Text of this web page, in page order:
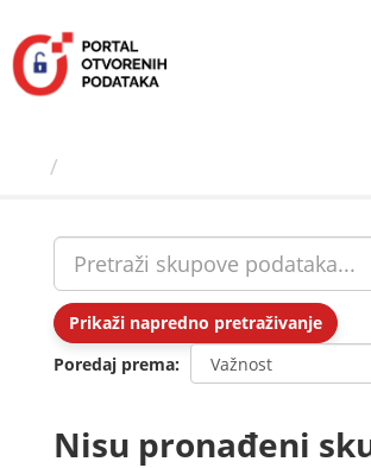
sadržaj
Prikaži napredno pretraživanje
Poredaj prema
Nisu pronađeni